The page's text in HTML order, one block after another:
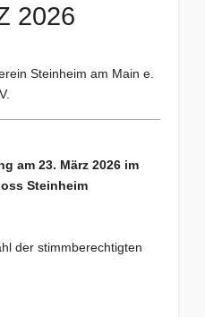
2026
Steinheim am Main e.
V.
am 23. März 2026 im
Steinheim
der stimmberechtigten